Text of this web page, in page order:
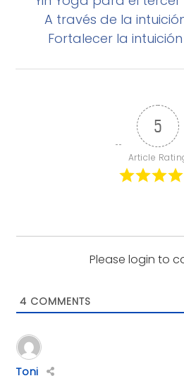
A través de la
Fortalecer la
5
Article
Please login to
4 COMMENTS
Toni